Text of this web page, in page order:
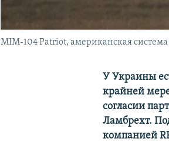
MIM-104 Patriot, американская
У Украины
крайней
согласии
Ламбрехт.
компанией